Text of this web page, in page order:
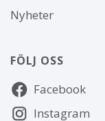
Nyheter
FÖLJ OSS
Följ
oss Facebook
Instagram